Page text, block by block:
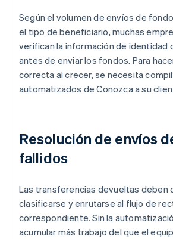
Según el volumen de envíos de
el tipo de beneficiario, muchas
verifican la información de identidad
antes de enviar los fondos. Para
correcta al crecer, se necesita
automatizados de Conozca a su
Resolución de envíos
fallidos
Las transferencias devueltas deben
clasificarse y enrutarse al flujo de
correspondiente. Sin la
acumular más trabajo del que el